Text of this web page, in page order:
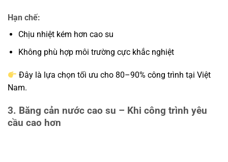
Hạn chế:
Chịu nhiệt kém hơn cao su
Không phù hợp môi trường cực khắc nghiệt
Đây là lựa chọn tối ưu cho 80–90% công trình tại Việt
Nam.
3. Băng cản nước cao su – Khi công trình yêu
cầu cao hơn